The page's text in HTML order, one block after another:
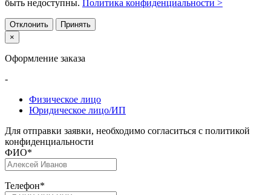
быть недоступны. Политика конфиденциальности >
Отклонить
Принять
×
Оформление заказа
-
Физическое лицо
Юридическое лицо/ИП
Для отправки заявки, необходимо согласиться с политикой
конфиденциальности
ФИО*
Телефон*